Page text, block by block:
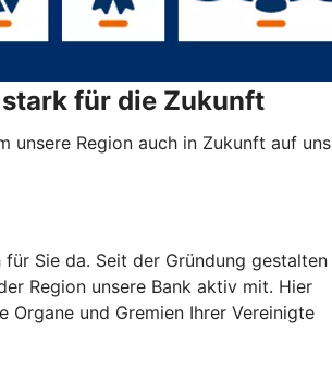
für die Zukunft
unsere Region auch in Zukunft auf uns
Sie da. Seit der Gründung gestalten
Region unsere Bank aktiv mit. Hier
Organe und Gremien Ihrer Vereinigte